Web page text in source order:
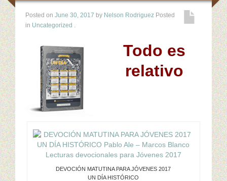
Ministerios
Escuela Sabatica
WAYS
Musica
Salud y Temperancia
Conquistadores
Posted on June 30, 2017 by Nelson Rodriguez Posted
in Uncategorized .
Todo es
relativo
DEVOCIÓN MATUTINA PARA JÓVENES 2017
UN DÍA HISTÓRICO